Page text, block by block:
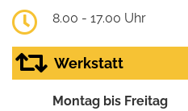
8.00 - 17.00 Uhr
Werkstatt
Montag bis Freitag